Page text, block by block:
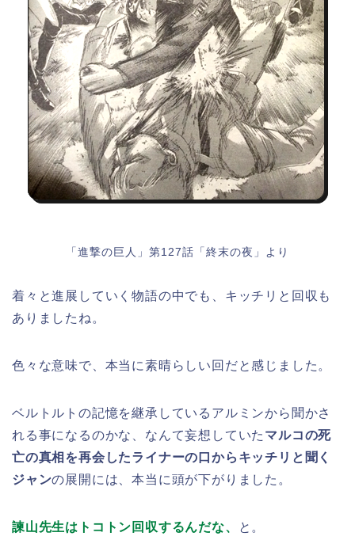
「進撃の巨人」第127話「終末の夜」より
着々と進展していく物語の中でも、キッチリと回収も
ありましたね。
色々な意味で、本当に素晴らしい回だと感じました。
ベルトルトの記憶を継承しているアルミンから聞かさ
れる事になるのかな、なんて妄想していた マルコの死
亡の真相を再会したライナーの口からキッチリと聞く
ジャンの展開には、本当に頭が下がりました。
諫山先生はトコトン回収するんだな、 と。